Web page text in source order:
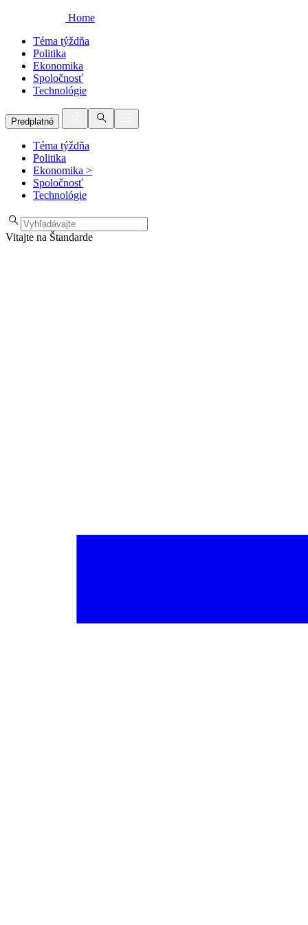
Home
Téma týždňa
Politika
Ekonomika
Spoločnosť
Technológie
Predplatné
Téma týždňa
Politika
Ekonomika >
Spoločnosť
Technológie
Vitajte na Štandarde